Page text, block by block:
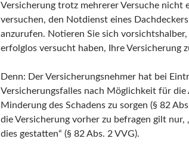
Versicherung trotz mehrerer Versuche nicht
versuchen, den Notdienst eines
anzurufen. Notieren Sie sich
erfolglos versucht haben, Ihre Versicherung
Denn: Der Versicherungsnehmer hat bei
Versicherungsfalles nach Möglichkeit für die
Minderung des Schadens zu sorgen (§ 82
die Versicherung vorher zu befragen gilt nur,
dies gestatten“ (§ 82 Abs. 2 VVG).